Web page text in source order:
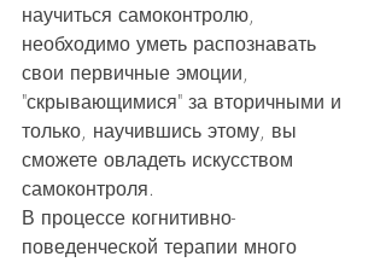
научиться самоконтролю,
необходимо уметь распознавать
свои первичные эмоции,
"скрывающимися" за вторичными и
только, научившись этому, вы
сможете овладеть искусством
самоконтроля.
В процессе когнитивно-
поведенческой терапии много